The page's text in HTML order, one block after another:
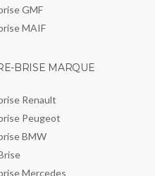
GMF
MAIF
BRISE MARQUE
Renault
Peugeot
BMW
Mercedes